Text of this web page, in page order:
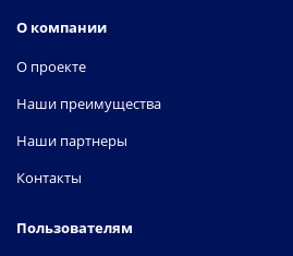
О компании
О проекте
Наши преимущества
Наши партнеры
Контакты
Пользователям